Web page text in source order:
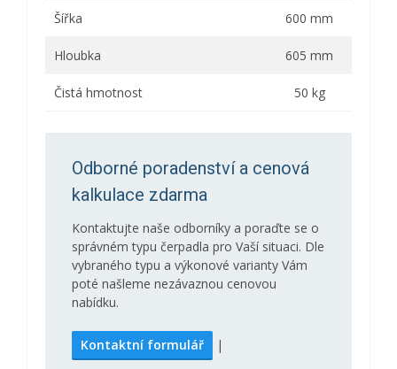
Šířka 600 mm
Hloubka 605 mm
Čistá hmotnost 50 kg
Odborné poradenství a cenová
kalkulace zdarma
Kontaktujte naše odborníky a poraďte se o
správném typu čerpadla pro Vaší situaci. Dle
vybraného typu a výkonové varianty Vám
poté našleme nezávaznou cenovou
nabídku.
Kontaktní formulář |